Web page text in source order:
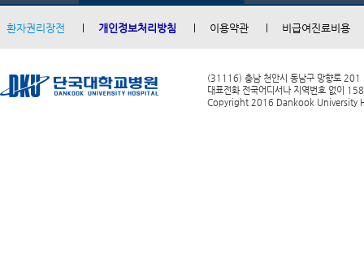
환자권리장전 개인정보처리방침 이용약관 비급여진료비용
(31116) 충남 천안시 동남구 망향로 201
대표전화 전국어디서나 지역번호 없이
Copyright 2016 Dankook University